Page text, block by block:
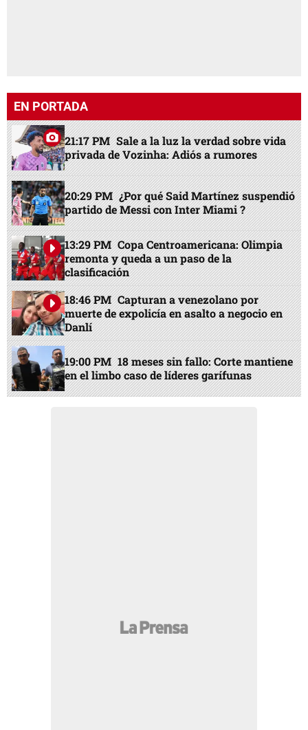
EN PORTADA
21:17 PM Sale a la luz la verdad sobre vida
privada de Vozinha: Adiós a rumores
20:29 PM ¿Por qué Said Martínez suspendió
partido de Messi con Inter Miami ?
13:29 PM Copa Centroamericana: Olimpia
remonta y queda a un paso de la
clasificación
18:46 PM Capturan a venezolano por
muerte de expolicía en asalto a negocio en
Danlí
19:00 PM 18 meses sin fallo: Corte mantiene
en el limbo caso de líderes garífunas